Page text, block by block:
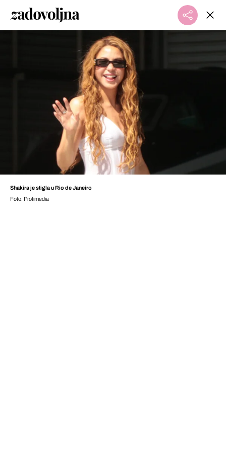
Shakira je stigla u Rio de Janeiro
Foto: Profimedia